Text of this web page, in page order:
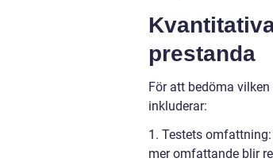
prestanda
För att bedöma
inkluderar:
1. Testets
mer omfattande blir